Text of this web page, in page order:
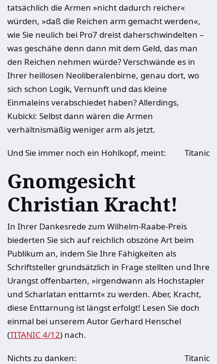
tatsächlich die Armen »nicht dadurch reicher«
würden, »daß die Reichen arm gemacht werden«,
wie Sie neulich bei Pro7 dreist daherschwindelten –
was geschähe denn dann mit dem Geld, das man
den Reichen nehmen würde? Verschwände es in
Ihrer heillosen Neoliberalenbirne, genau dort, wo
sich schon Logik, Vernunft und das kleine
Einmaleins verabschiedet haben? Allerdings,
Kubicki: Selbst dann wären die Armen
verhältnismäßig weniger arm als jetzt.
Und Sie immer noch ein Hohlkopf, meint: Titanic
Gnomgesicht
Christian Kracht!
In Ihrer Dankesrede zum Wilhelm-Raabe-Preis
biederten Sie sich auf reichlich obszöne Art beim
Publikum an, indem Sie Ihre Fähigkeiten als
Schriftsteller grundsätzlich in Frage stellten und Ihre
Urangst offenbarten, »irgendwann als Hochstapler
und Scharlatan enttarnt« zu werden. Aber, Kracht,
diese Enttarnung ist längst erfolgt! Lesen Sie doch
einmal bei unserem Autor Gerhard Henschel
(TITANIC 4/12) nach.
Nichts zu danken: Titanic